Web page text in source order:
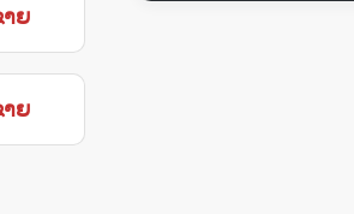
ຍ
ຍ